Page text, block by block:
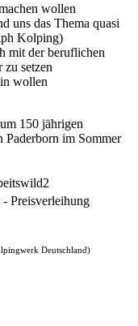
wollen
uns das Thema quasi
Kolping)
mit der beruflichen
setzen
wollen
150 jährigen
Paderborn im Sommer
- Preisverleihung
Deutschland)